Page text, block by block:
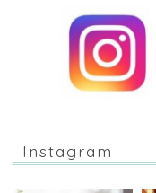
Instagram